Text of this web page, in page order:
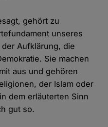
gehört zu
unseres
Aufklärung, die
Sie machen
aus und gehören
der Islam oder
dem erläuterten Sinn
gut so.